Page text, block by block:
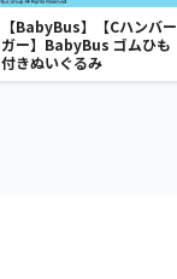
【BabyBus】【Cハンバー
ガー】BabyBus ゴムひも
付きぬいぐるみ